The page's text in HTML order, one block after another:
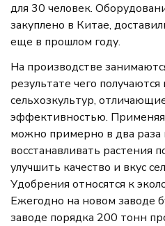
для 30 человек.
закуплено в Китае,
еще в прошлом году.
На производстве
результате чего
сельхозкультур,
эффективностью.
можно примерно в два раза
восстанавливать растения
улучшить качество и вкус
Удобрения относятся к
Ежегодно на новом заводе
заводе порядка 200 тонн